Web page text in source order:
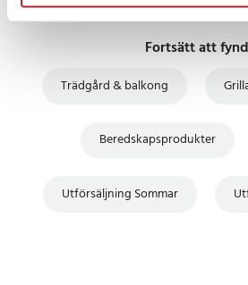
Fortsätt att
Trädgård & balkong
Beredskapsprodukter
Utförsäljning Sommar